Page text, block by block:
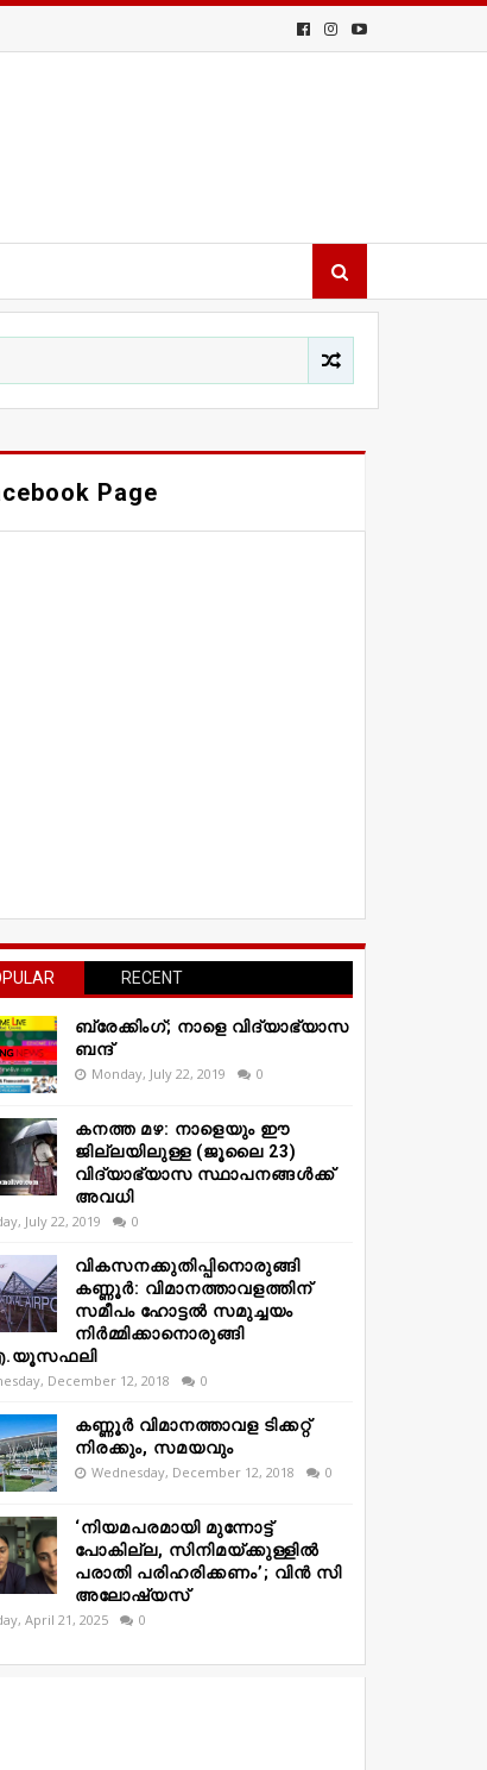
Page
RECENT
ബ്രേക്കിംഗ്; നാളെ വിദ്യാഭ്യാസ
ബന്ദ്
Monday, July 22, 2019 0
കനത്ത മഴ: നാളെയും ഈ
ജില്ലയിലുള്ള (ജൂലൈ 23)
വിദ്യാഭ്യാസ സ്ഥാപനങ്ങൾക്ക്
അവധി
July 22, 2019 0
വികസനക്കുതിപ്പിനൊരുങ്ങി
കണ്ണൂർ: വിമാനത്താവളത്തിന്
സമീപം ഹോട്ടൽ സമുച്ചയം
നിർമ്മിക്കാനൊരുങ്ങി
December 12, 2018 0
കണ്ണൂർ വിമാനത്താവള ടിക്കറ്റ്
നിരക്കും, സമയവും
Wednesday, December 12, 2018 0
‘നിയമപരമായി മുന്നോട്ട്
പോകില്ല, സിനിമയ്ക്കുള്ളിൽ
പരാതി പരിഹരിക്കണം’; വിൻ സി
അലോഷ്യസ്
April 21, 2025 0